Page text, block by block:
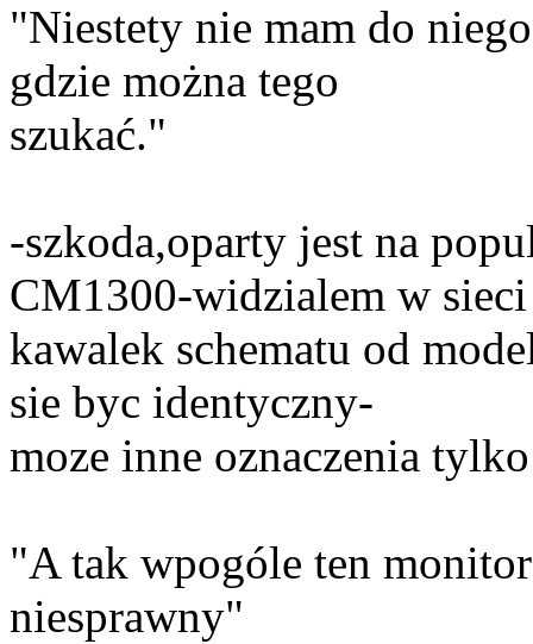
"Niestety nie mam do
gdzie można tego
szukać."
-szkoda,oparty jest na
CM1300-widzialem w sieci
kawalek schematu od
sie byc identyczny-
moze inne oznaczenia
"A tak wpogóle ten monitor
niesprawny"